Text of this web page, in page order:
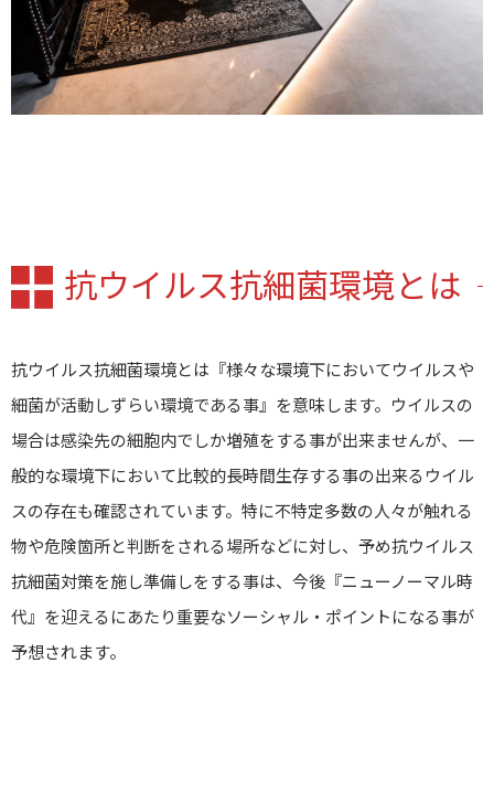
抗ウイルス抗細菌環境とは
抗ウイルス抗細菌環境とは『様々な環境下においてウイルスや
細菌が活動しずらい環境である事』を意味します。ウイルスの
場合は感染先の細胞内でしか増殖をする事が出来ませんが、一
般的な環境下において比較的長時間生存する事の出来るウイル
スの存在も確認されています。特に不特定多数の人々が触れる
物や危険箇所と判断をされる場所などに対し、予め抗ウイルス
抗細菌対策を施し準備しをする事は、今後『ニューノーマル時
代』を迎えるにあたり重要なソーシャル・ポイントになる事が
予想されます。